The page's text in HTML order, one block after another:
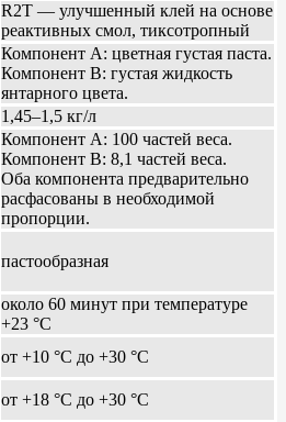
R2T — улучшенный клей на основе
реактивных смол, тиксотропный
Компонент А: цветная густая паста.
Компонент В: густая жидкость
янтарного цвета.
1,45–1,5 кг/л
Компонент А: 100 частей веса.
Компонент В: 8,1 частей веса.
Оба компонента предварительно
расфасованы в необходимой
пропорции.
пастообразная
около 60 минут при температуре
+23 °С
от +10 °С до +30 °С
от +18 °С до +30 °С